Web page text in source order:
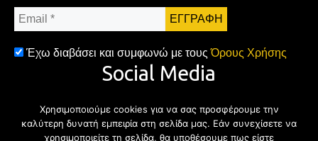
Email
*
Έχω διαβάσει και συμφωνώ με τουςΌρους Χρήσης
Social Media
FacebookTwitter Instagram
Χρησιμοποιούμε cookies για να σας προσφέρουμε την
καλύτερη δυνατή εμπειρία στη σελίδα μας. Εάν συνεχίσετε να
χρησιμοποιείτε τη σελίδα, θα υποθέσουμε πως είστε